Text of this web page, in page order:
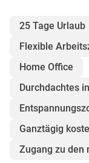
25 Tage Urlaub
Flexible
Home Office
Durchdachtes
Ganztägig
Zugang zu den